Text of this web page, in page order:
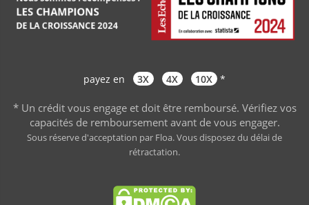
payez en 3X 4X 10X *
* Un crédit vous engage et doit être remboursé. Vérifiez vos
capacités de remboursement avant de vous engager.
Sous réserve d'acceptation par Floa. Vous disposez du délai de
rétractation.